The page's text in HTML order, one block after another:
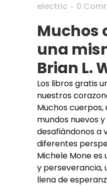
electric
0
Muchos
una
Brian L.
Los libros gratis
nuestros
Muchos
mundos nuevos
desafiándonos a
diferentes
Michele Mone es
y perseverancia,
llena de